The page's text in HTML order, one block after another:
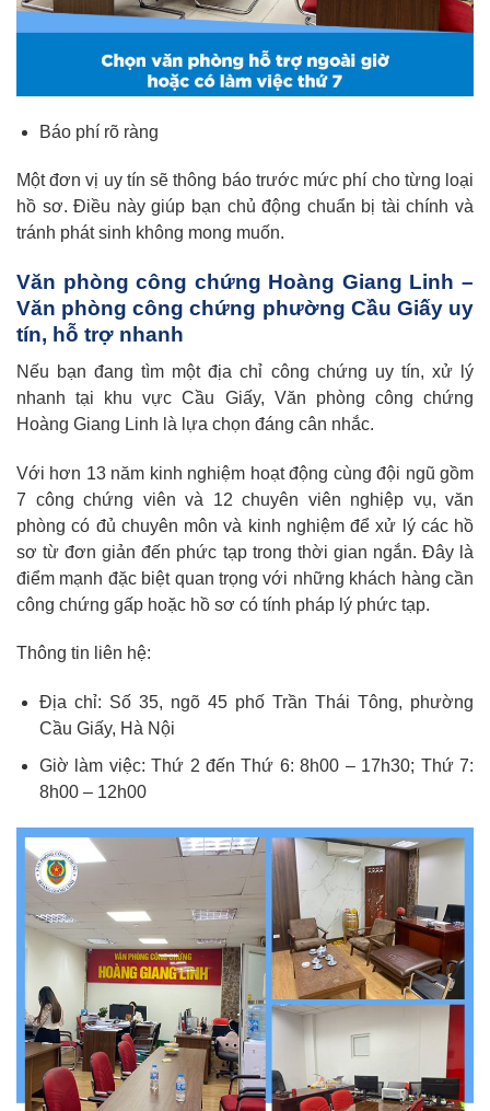
Báo phí rõ ràng
Một đơn vị uy tín sẽ thông báo trước mức phí cho từng loại
hồ sơ. Điều này giúp bạn chủ động chuẩn bị tài chính và
tránh phát sinh không mong muốn.
Văn phòng công chứng Hoàng Giang Linh –
Văn phòng công chứng phường Cầu Giấy uy
tín, hỗ trợ nhanh
Nếu bạn đang tìm một địa chỉ công chứng uy tín, xử lý
nhanh tại khu vực Cầu Giấy, Văn phòng công chứng
Hoàng Giang Linh là lựa chọn đáng cân nhắc.
Với hơn 13 năm kinh nghiệm hoạt động cùng đội ngũ gồm
7 công chứng viên và 12 chuyên viên nghiệp vụ, văn
phòng có đủ chuyên môn và kinh nghiệm để xử lý các hồ
sơ từ đơn giản đến phức tạp trong thời gian ngắn. Đây là
điểm mạnh đặc biệt quan trọng với những khách hàng cần
công chứng gấp hoặc hồ sơ có tính pháp lý phức tạp.
Thông tin liên hệ:
Địa chỉ: Số 35, ngõ 45 phố Trần Thái Tông, phường
Cầu Giấy, Hà Nội
Giờ làm việc: Thứ 2 đến Thứ 6: 8h00 – 17h30; Thứ 7:
8h00 – 12h00